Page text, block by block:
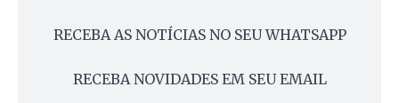
RECEBA AS NOTÍCIAS NO SEU WHATSAPP
RECEBA NOVIDADES EM SEU EMAIL